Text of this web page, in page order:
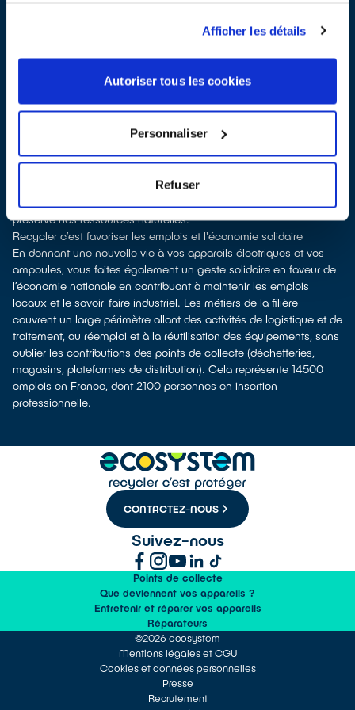
Afficher les détails
Autoriser tous les cookies
Personnaliser
Refuser
collectés afin que nous prenions en charge leur dépollution et
La production d’équipements électriques neufs est émettrice de
le don permet d’éviter la production de nouveaux produits tout en
soutenant l'économie sociale et solidaire
le recyclage permet d'éviter l'extraction de matières premières
brutes, leur transformation et leur transport, en utilisant à la place
des matières recyclées, ce qui génère moins de pollution et
préserve nos ressources naturelles.
Recycler c’est favoriser les emplois et l'économie solidaire
En donnant une nouvelle vie à vos appareils électriques et vos
ampoules, vous faites également un geste solidaire en faveur de
l’économie nationale en contribuant à maintenir les emplois
locaux et le savoir-faire industriel. Les métiers de la filière
couvrent un large périmètre allant des activités de logistique et de
traitement, au réemploi et à la réutilisation des équipements, sans
oublier les contributions des points de collecte (déchetteries,
magasins, plateformes de distribution). Cela représente 14500
emplois en France, dont 2100 personnes en insertion
professionnelle.
CONTACTEZ-NOUS
Suivez-nous
Points de collecte
Que deviennent vos appareils ?
Entretenir et réparer vos appareils
Réparateurs
©2026 ecosystem
Mentions légales et CGU
Cookies et données personnelles
Presse
Recrutement